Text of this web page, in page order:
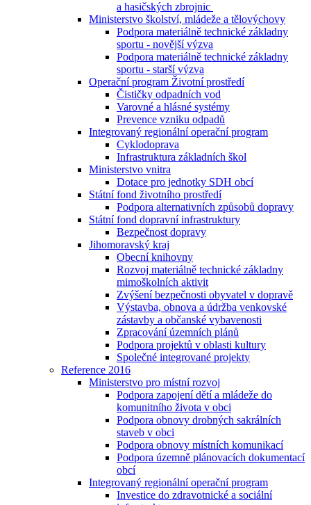
a hasičských zbrojnic
Ministerstvo školství, mládeže a tělovýchovy
Podpora materiálně technické základny
sportu - novější výzva
Podpora materiálně technické základny
sportu - starší výzva
Operační program Životní prostředí
Čističky odpadních vod
Varovné a hlásné systémy
Prevence vzniku odpadů
Integrovaný regionální operační program
Cyklodoprava
Infrastruktura základních škol
Ministerstvo vnitra
Dotace pro jednotky SDH obcí
Státní fond životního prostředí
Podpora alternativních způsobů dopravy
Státní fond dopravní infrastruktury
Bezpečnost dopravy
Jihomoravský kraj
Obecní knihovny
Rozvoj materiálně technické základny
mimoškolních aktivit
Zvýšení bezpečnosti obyvatel v dopravě
Výstavba, obnova a údržba venkovské
zástavby a občanské vybavenosti
Zpracování územních plánů
Podpora projektů v oblasti kultury
Společné integrované projekty
Reference 2016
Ministerstvo pro místní rozvoj
Podpora zapojení dětí a mládeže do
komunitního života v obci
Podpora obnovy drobných sakrálních
staveb v obci
Podpora obnovy místních komunikací
Podpora územně plánovacích dokumentací
obcí
Integrovaný regionální operační program
Investice do zdravotnické a sociální